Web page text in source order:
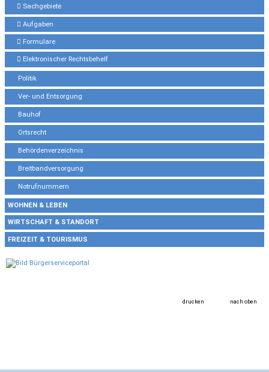
Sachgebiete
Aufgaben
Formulare
Elektronischer Rechtsbehelf
Politik
Ver- und Entsorgung
Bauhof
Ortsrecht
Behördenverzeichnis
Breitbandversorgung
Notrufnummern
WOHNEN & LEBEN
WIRTSCHAFT & STANDORT
FREIZEIT & TOURISMUS
drucken nach oben